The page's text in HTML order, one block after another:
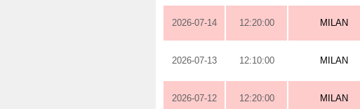
2026-07-14 12:20:00 MILAN
2026-07-13 12:10:00 MILAN
2026-07-12 12:20:00 MILAN